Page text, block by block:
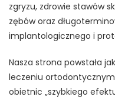
zgryzu, zdrowie stawów
zębów oraz
implantologicznego i
Nasza strona powstała
leczeniu
obietnic „szybkiego